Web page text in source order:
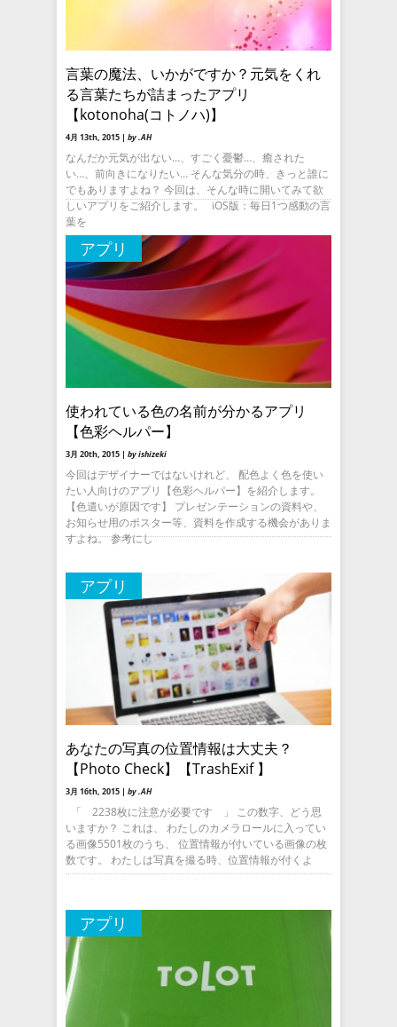
言葉の魔法、いかがですか？元気をくれ
る言葉たちが詰まったアプリ
【kotonoha(コトノハ)】
4月 13th, 2015 | by .AH
なんだか元気が出ない…、すごく憂鬱…、癒された
い…、前向きになりたい… そんな気分の時、きっと誰に
でもありますよね？ 今回は、そんな時に開いてみて欲
しいアプリをご紹介します。 iOS版：毎日1つ感動の言
葉を
アプリ
使われている色の名前が分かるアプリ
【色彩ヘルパー】
3月 20th, 2015 | by ishizeki
今回はデザイナーではないけれど、 配色よく色を使い
たい人向けのアプリ【色彩ヘルパー】を紹介します。
【色遣いが原因です】 プレゼンテーションの資料や、
お知らせ用のポスター等、資料を作成する機会がありま
すよね。 参考にし
アプリ
あなたの写真の位置情報は大丈夫？
【Photo Check】【TrashExif 】
3月 16th, 2015 | by .AH
「 2238枚に注意が必要です 」 この数字、どう思
いますか？ これは、 わたしのカメラロールに入ってい
る画像5501枚のうち、 位置情報が付いている画像の枚
数です。 わたしは写真を撮る時、位置情報が付くよ
アプリ